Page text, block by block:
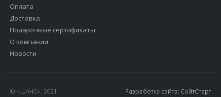
Оплата
Доставка
Подарочные сертификаты
О компании
Новости
© «ШАНС», 2021 Разработка сайта: СайтСтарт